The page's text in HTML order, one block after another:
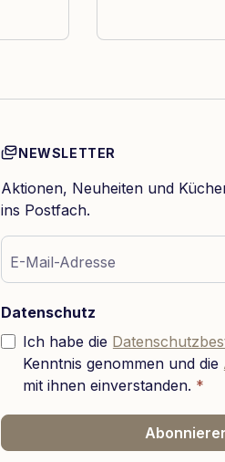
NEWSLETTER
Aktionen, Neuheiten und
ins Postfach.
E-Mail-Adresse
Datenschutz
Ich habe die
Kenntnis genommen und die
mit ihnen einverstanden. *